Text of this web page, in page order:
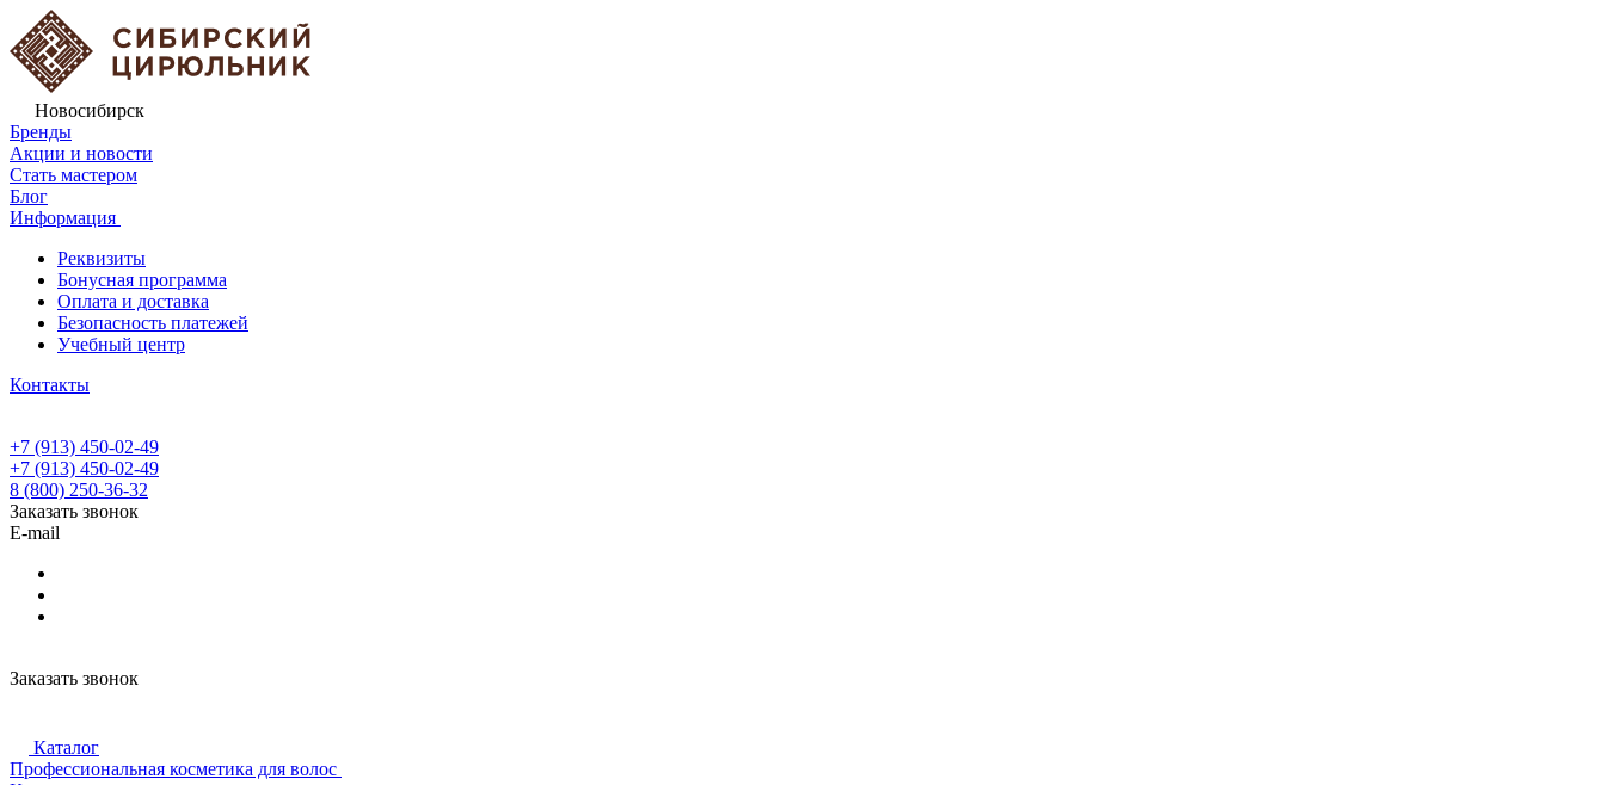
Новосибирск
Бренды
Акции и новости
Стать мастером
Блог
Информация
Реквизиты
Бонусная программа
Оплата и доставка
Безопасность платежей
Учебный центр
Контакты
+7 (913) 450-02-49
+7 (913) 450-02-49
8 (800) 250-36-32
Заказать звонок
E-mail
Заказать звонок
Каталог
Профессиональная косметика для волос